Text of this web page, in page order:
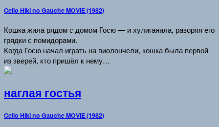
Cello Hiki no Gauche MOVIE (1982)
Кошка жила рядом с домом Госю — и хулиганила, разоряя его
грядки с помидорами.
Когда Госю начал играть на виолончели, кошка была первой
из зверей, кто пришёл к нему…
наглая гостья
Cello Hiki no Gauche MOVIE (1982)